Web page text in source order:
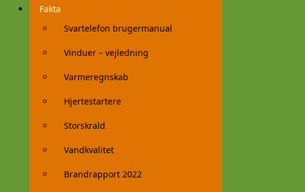
Fakta
Svartelefon brugermanual
Vinduer – vejledning
Varmeregnskab
Hjertestartere
Storskrald
Vandkvalitet
Brandrapport 2022